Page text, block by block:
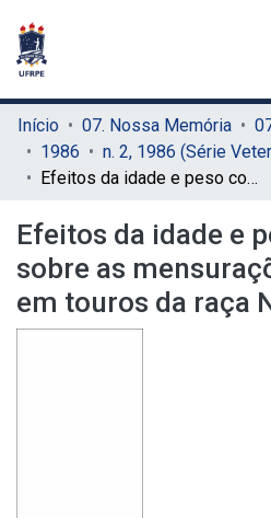
Início 07. Nossa Memória
1986
n. 2, 1986 (Série
Efeitos da idade e peso corporal sobre as mensurações testiculares em touros da raça Nelore
Efeitos da idade e
sobre as
em touros da raça